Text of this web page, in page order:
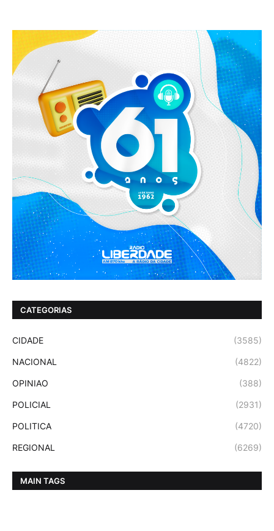
CATEGORIAS
CIDADE (3585)
NACIONAL (4822)
OPINIAO (388)
POLICIAL (2931)
POLITICA (4720)
REGIONAL (6269)
MAIN TAGS